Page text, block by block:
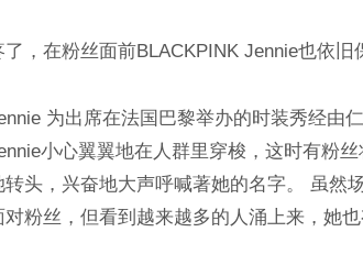
，在粉丝面前BLACKPINK Jennie也依旧
为出席在法国巴黎举办的时装秀经由
小心翼翼地在人群里穿梭，这时有粉
转头，兴奋地大声呼喊著她的名字。 虽然
粉丝，但看到越来越多的人涌上来，她也